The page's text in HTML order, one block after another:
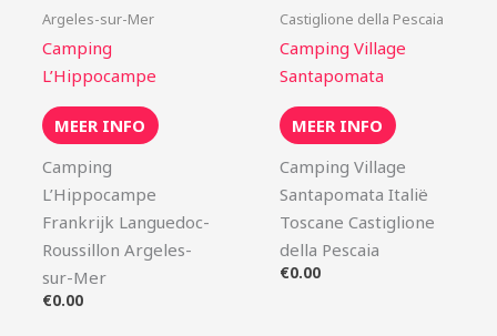
Argeles-sur-Mer
Camping
L’Hippocampe
MEER INFO
Camping
L’Hippocampe
Frankrijk Languedoc-
Roussillon Argeles-
sur-Mer
€0.00
Castiglione della Pescaia
Camping Village
Santapomata
MEER INFO
Camping Village
Santapomata Italië
Toscane Castiglione
della Pescaia
€0.00